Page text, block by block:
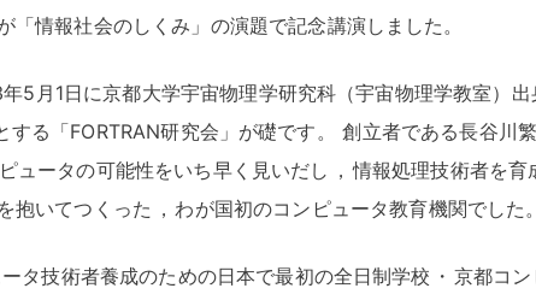
「情報社会のしくみ」の演題で記念講演しました 。
5月1日に京都大学宇宙物理学研究科（宇宙物理学教室）
する「FORTRAN研究会」が礎です 。
創立者である長谷川
ュータの可能性をいち早く見いだし ， 情報処理技術者を育
抱いてつくった ， わが国初のコンピュータ教育機関でした 。
タ技術者養成のための日本で最初の全日制学校 ・ 京都コ